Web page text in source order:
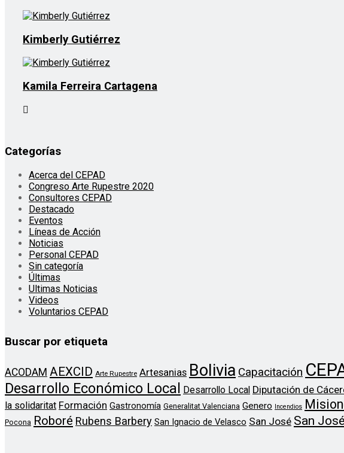
Kimberly Gutiérrez
Kamila Ferreira Cartagena
Categorías
Acerca del CEPAD
Congreso Arte Rupestre 2020
Consultores CEPAD
Destacado
Eventos
Líneas de Acción
Noticias
Personal CEPAD
Sin categoría
Últimas
Ultimas Noticias
Videos
Voluntarios CEPAD
Buscar por etiqueta
ACODAM AEXCID Arte Rupestre Artesanias Bolivia Capacitación
Desarrollo Económico Local Desarrollo Local Diputación de
la solidaritat Formación Gastronomía Generalitat Valenciana Genero Incendios
Pocona Roboré Rubens Barbery San Ignacio de Velasco San José San